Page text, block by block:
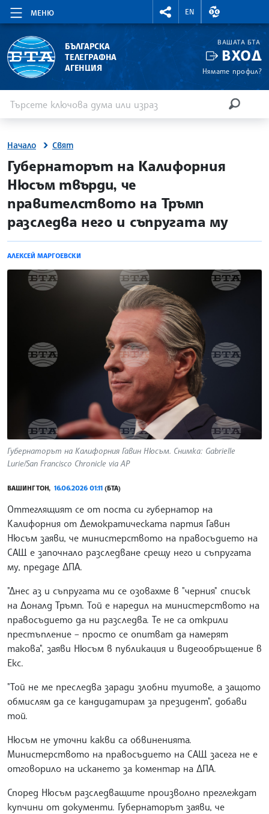
МЕНЮ
RIGHTMENU.SOCIAL
EN
ВАЛУТНИ
БЪЛГАРСКА
ТЕЛЕГРАФНА
АГЕНЦИЯ
ВАШАТА БТА
ВХОД
Нямате профил?
Начало Свят
site.bta
Губернаторът на Калифорния
Нюсъм твърди, че
правителството на Тръмп
разследва него и съпругата му
АЛЕКСЕЙ МАРГОЕВСКИ
Губернаторът на Калифорния Гавин Нюсъм. Снимка: Gabrielle
Lurie/San Francisco Chronicle via AP
ВАШИНГТОН, 16.06.2026 01:11 (БТА)
Оттеглящият се от поста си губернатор на
Калифорния от Демократическата партия Гавин
Нюсъм заяви, че министерството на правосъдието на
САЩ е започнало разследване срещу него и съпругата
му, предаде ДПА.
"Днес аз и съпругата ми се озовахме в "черния" списък
на Доналд Тръмп. Той е наредил на министерството на
правосъдието да ни разследва. Те не са открили
престъпление – просто се опитват да намерят
такова", заяви Нюсъм в публикация и видеообръщение в
Екс.
"Той не ме преследва заради злобни туитове, а защото
обмислям да се кандидатирам за президент", добави
той.
Нюсъм не уточни какви са обвиненията.
Министерството на правосъдието на САЩ засега не е
отговорило на искането за коментар на ДПА.
Според Нюсъм разследващите произволно преглеждат
купчини от документи. Губернаторът заяви, че